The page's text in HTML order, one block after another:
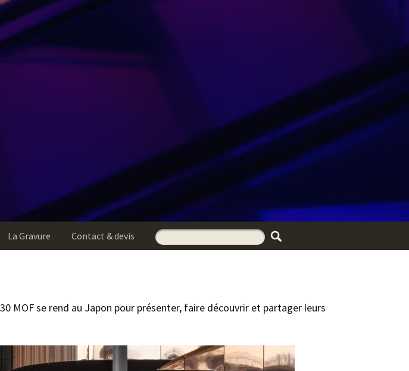
La Gravure Contact & devis
MOF se rend au Japon pour présenter, faire découvrir et partager leurs